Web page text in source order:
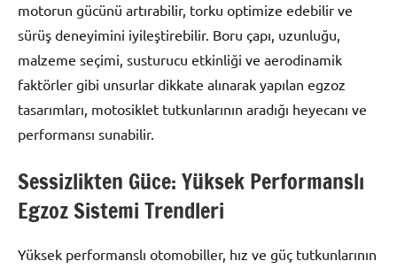
motorun gücünü artırabilir, torku optimize edebilir ve
sürüş deneyimini iyileştirebilir. Boru çapı, uzunluğu,
malzeme seçimi, susturucu etkinliği ve aerodinamik
faktörler gibi unsurlar dikkate alınarak yapılan egzoz
tasarımları, motosiklet tutkunlarının aradığı heyecanı ve
performansı sunabilir.
Sessizlikten Güce: Yüksek Performanslı
Egzoz Sistemi Trendleri
Yüksek performanslı otomobiller, hız ve güç tutkunlarının